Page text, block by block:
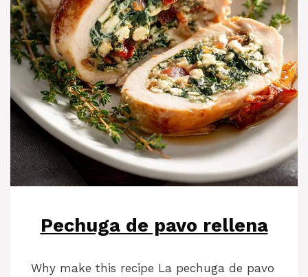
Pechuga de pavo rellena
Why make this recipe La pechuga de pavo